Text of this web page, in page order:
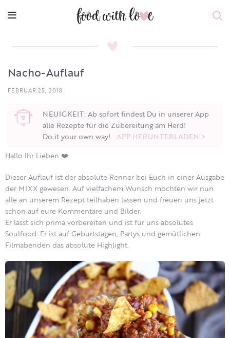
Nacho-Auflauf
FEBRUAR 25, 2018
NEUIGKEIT: Ab sofort findest Du in unserer App
alle Rezepte für die Zubereitung am Herd!
Do it your own way! APP HERUNTERLADEN >
Hallo Ihr Lieben ❤️
Dieser Auflauf ist der absolute Renner bei Euch in einer Ausgabe
der MIXX gewesen. Auf vielfachem Wunsch möchten wir nun
alle an unserem Rezept teilhaben lassen und freuen uns jetzt
schon auf eure Kommentare und Bilder.
Er lässt sich prima vorbereiten und ist für uns absolutes
Soulfood. Er ist auf Geburtstagen, Partys und gemütlichen
Filmabenden das absolute Highlight.